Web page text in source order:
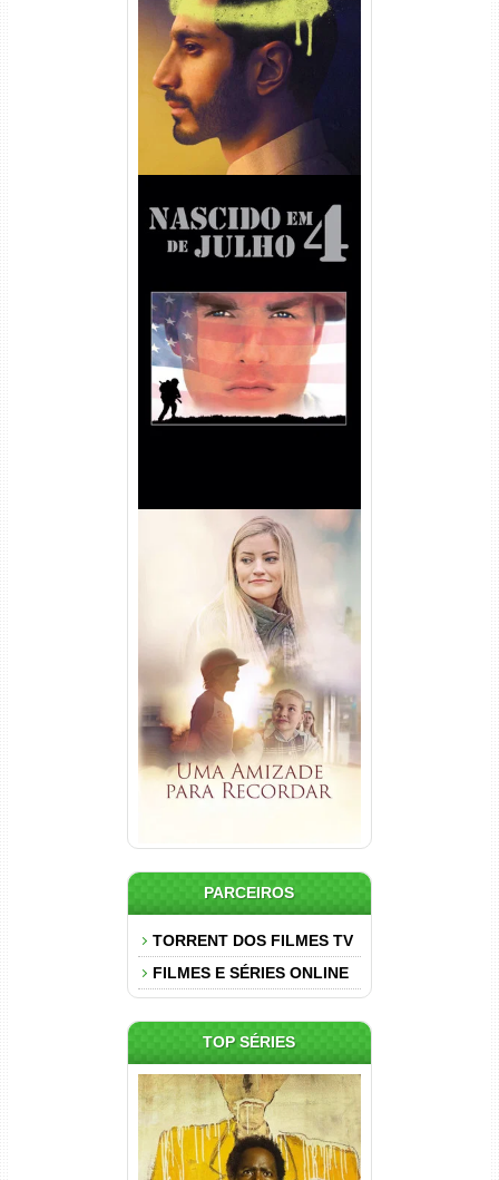
DL 1080p Dual Áudio
Nascido em 4 de Julho
Torrent (1989) WEB-DL 1080p
Dual Áudio
Uma Amizade para Recordar
Torrent (2025) WEB-DL 1080p
Dual Áudio
PARCEIROS
TORRENT DOS FILMES TV
FILMES E SÉRIES ONLINE
TOP SÉRIES